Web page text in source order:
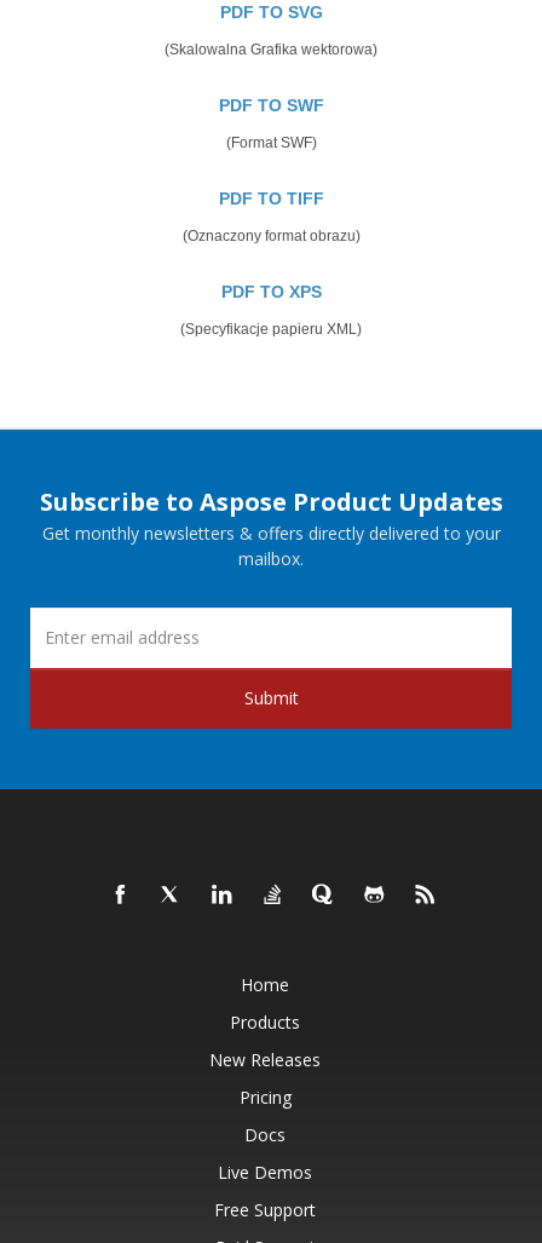
PDF TO SVG
(Skalowalna Grafika wektorowa)
PDF TO SWF
(Format SWF)
PDF TO TIFF
(Oznaczony format obrazu)
PDF TO XPS
(Specyfikacje papieru XML)
Subscribe to Aspose Product Updates
Get monthly newsletters & offers directly delivered to your
mailbox.
Submit
Home
Products
New Releases
Pricing
Docs
Live Demos
Free Support